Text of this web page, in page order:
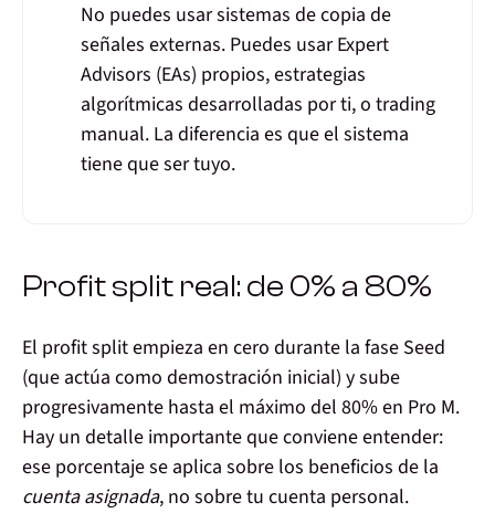
No puedes usar sistemas de copia de
señales externas. Puedes usarExpert
Advisors (EAs) propios, estrategias
algorítmicas desarrolladas por ti, o trading
manual. La diferencia es que el sistema
tiene que ser tuyo.
Profit split real: de 0% a 80%
El profit split empieza en cero durante la fase Seed
(que actúa como demostración inicial) y sube
progresivamente hasta el máximo del 80% en Pro M.
Hay un detalle importante que conviene entender:
ese porcentaje se aplica sobre los beneficios de la
cuenta asignada, no sobre tu cuenta personal.